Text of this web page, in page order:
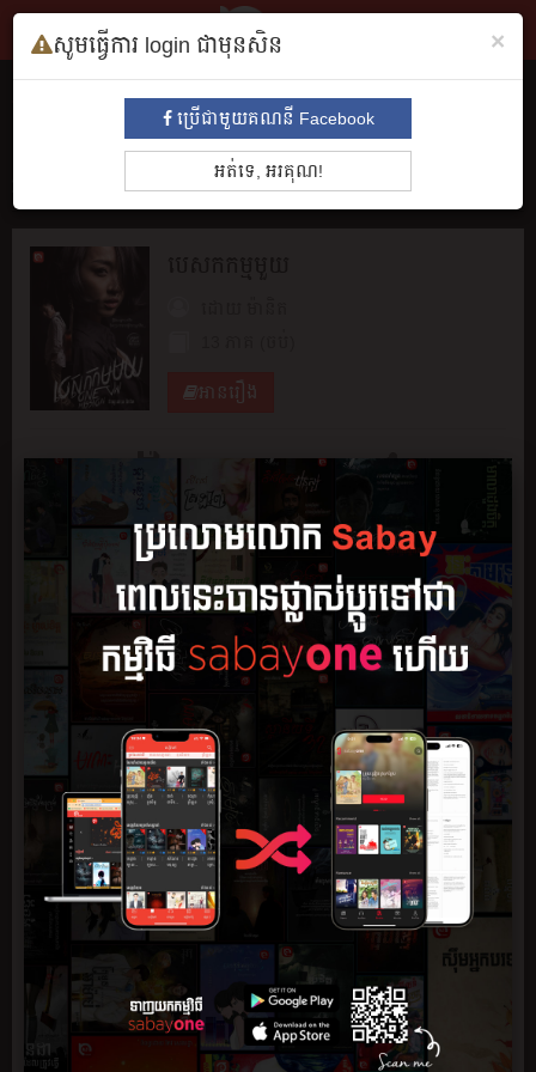
មនោសញ្ចេតនា​ គុននិយម ព្រឺព្រួច ស៊ើបអង្កេត
រឿងព្រេង សម្រង់សម្ដី កំប្លែង អក្សរសិល្បិ៍ BL
អានរឿង
សង្ខេប មតិយោបល់ 0
ភ្នាក់ងារសម្ងាត់ស្រី ណូរ៉ា បានតម្រូវឲ្យចុះបេសកកម្មស្វែងរកទីតាំង
អាវុធនុយក្លេអ៊ែ និងគ្រឿងញៀន ដែលឈ្មួញខុសច្បាប់កំពុងជួញដូរជា
តាមទិន្នន័យពី MIA (Max Intelligence Agency) គោលដៅដែលនាង
ត្រូវបន្លំខ្លួនចូលទៅជិតលើកនេះ គឺជាបុរសម្នាក់ ឈ្មោះ ឆាម ភីតា ដែល
កំពុងរស់នៅលាក់ប្រវត្តិ ដោយប្រើស្បែកមុខជានិស្សិតតូរ្យតន្ត្រី។
បន្លំខ្លួនបានមិនយូរប៉ុន្មាន នាងបែរជាត្រូវបញ្ជាឲ្យសម្លាប់ឆាមចោល ទាំង
ដែលមិនទាន់បានស៊ើបរកឃើញអាវុធនុយក្លេអ៊ែ ប៉ុន្តែនាងជាភ្នាក់ងារ
សម្ងាត់ នាងមិនមែនជាឃាតករឡើយ។
ការបានជួបបុរសម្នាក់នេះ ជីវិតនាងបានប្រែប្រួលពីអាក្រក់ទៅល្អ
ហើយពីល្អទៅអាក្រក់។
អារម្មណ៍ល្អៗរវាងនាងនិងឆាម កាន់រីកដុះដាល រហូតនាងមិនអាច
×
សូមធ្វើការ login ជាមុនសិន
ប្រើជាមួយគណនី Facebook
អត់ទេ, អរគុណ!